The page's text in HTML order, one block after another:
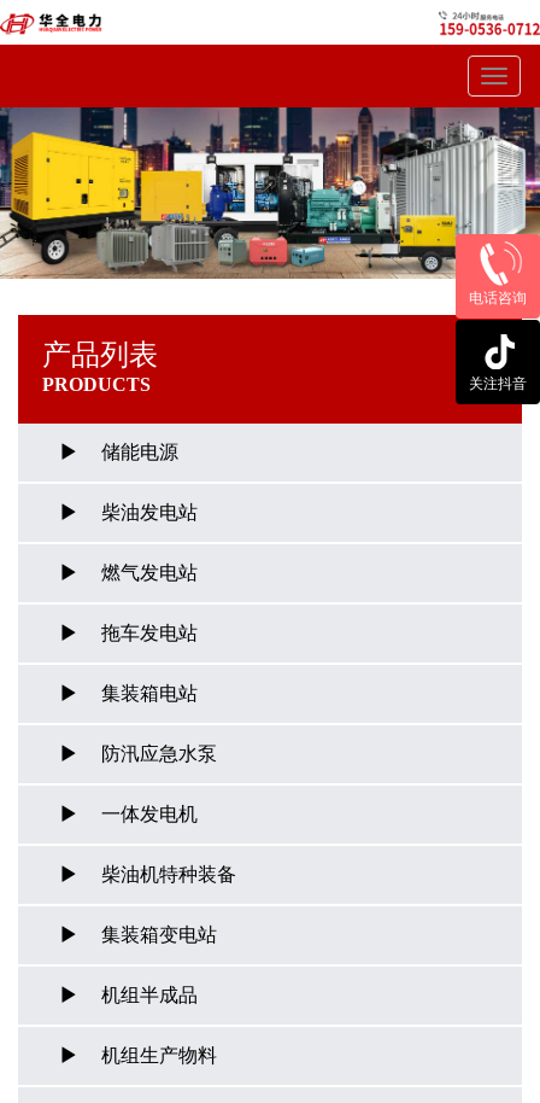
产品列表
PRODUCTS
储能电源
柴油发电站
燃气发电站
拖车发电站
集装箱电站
防汛应急水泵
一体发电机
柴油机特种装备
集装箱变电站
机组半成品
机组生产物料
电话咨询
关注抖音